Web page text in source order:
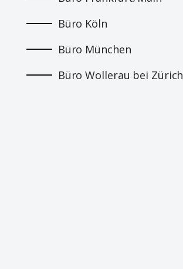
Büro Köln
Büro München
Büro Wollerau bei Zürich